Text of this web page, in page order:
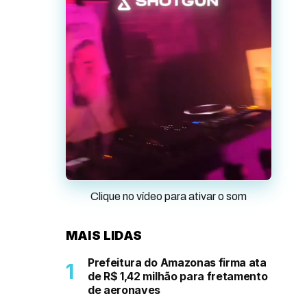
Clique no vídeo para ativar o som
MAIS LIDAS
Prefeitura do Amazonas firma ata
de R$ 1,42 milhão para fretamento
de aeronaves